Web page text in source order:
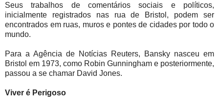
Seus trabalhos de comentários sociais e políticos,
inicialmente registrados nas rua de Bristol, podem ser
encontrados em ruas, muros e pontes de cidades por todo o
mundo.
Para a Agência de Notícias Reuters, Bansky nasceu em
Bristol em 1973, como Robin Gunningham e posteriormente,
passou a se chamar David Jones.
Viver é Perigoso